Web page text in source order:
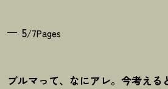
5/7Pages
ブルマって、なにアレ。今考える